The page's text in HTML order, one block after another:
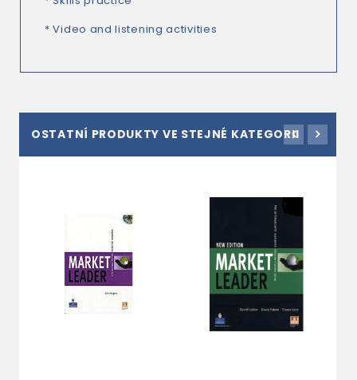
* Video and listening activities
OSTATNÍ PRODUKTY VE STEJNÉ KATEGORII